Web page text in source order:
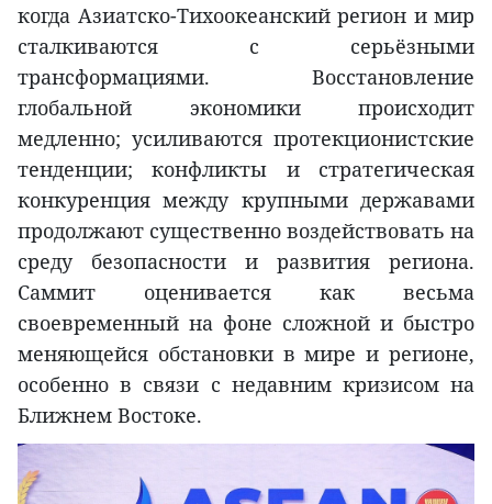
когда Азиатско-Тихоокеанский регион и мир
сталкиваются с серьёзными
трансформациями. Восстановление
глобальной экономики происходит
медленно; усиливаются протекционистские
тенденции; конфликты и стратегическая
конкуренция между крупными державами
продолжают существенно воздействовать на
среду безопасности и развития региона.
Саммит оценивается как весьма
своевременный на фоне сложной и быстро
меняющейся обстановки в мире и регионе,
особенно в связи с недавним кризисом на
Ближнем Востоке.